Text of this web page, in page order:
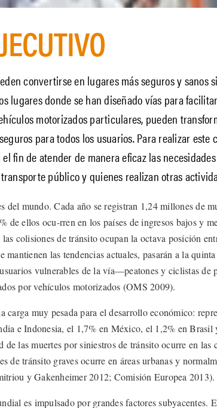
convertirse en lugares más seguros y sanos
lugares donde se han diseñado vías para
motorizados particulares, pueden
para todos los usuarios. Para realizar este
fin de atender de manera eficaz las
público y quienes realizan otras
del mundo. Cada año se registran 1,24 millones de
de ellos ocu-rren en los países de ingresos bajos y
colisiones de tránsito ocupan la octava posición
mantienen las tendencias actuales, pasarán a la
vulnerables de la vía—peatones y ciclistas de
por vehículos motorizados (OMS 2009).
carga muy pesada para el desarrollo económico:
e Indonesia, el 1,7% en México, el 1,2% en Brasil
las muertes por siniestros de tránsito ocurre en las
de tránsito graves ocurre en áreas urbanas y
y Gakenheimer 2012; Comisión Europea 2013).
es impulsado por grandes factores subyacentes.